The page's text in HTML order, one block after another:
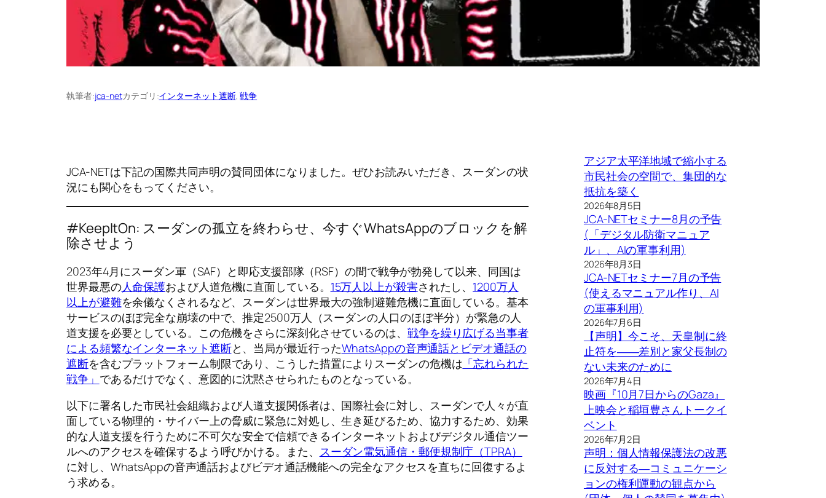
執筆者:jca-netカテゴリ:インターネット遮断, 戦争
JCA-NETは下記の国際共同声明の賛同団体になりました。ぜひお読みいただき、スーダンの状
況にも関心をもってください。
#KeepItOn: スーダンの孤立を終わらせ、今すぐWhatsAppのブロックを解
除させよう
2023年4月にスーダン軍（SAF）と即応支援部隊（RSF）の間で戦争が勃発して以来、同国は
世界最悪の人命保護および人道危機に直面している。 15万人以上が殺害されたし、 1200万人
以上が避難を余儀なくされるなど、スーダンは世界最大の強制避難危機に直面している。基本
サービスのほぼ完全な崩壊の中で、推定2500万人（スーダンの人口のほぼ半分）が緊急の人
道支援を必要としている。この危機をさらに深刻化させているのは、 戦争を繰り広げる当事者
による頻繁なインターネット遮断と、当局が最近行ったWhatsAppの音声通話とビデオ通話の
遮断を含むプラットフォーム制限であり、こうした措置によりスーダンの危機は 「忘れられた
戦争」 であるだけでなく、意図的に沈黙させられたものとなっている。
以下に署名した市民社会組織および人道支援関係者は、国際社会に対し、スーダンで人々が直
面している物理的・サイバー上の脅威に緊急に対処し、生き延びるため、協力するため、効果
的な人道支援を行うために不可欠な安全で信頼できるインターネットおよびデジタル通信ツー
ルへのアクセスを確保するよう呼びかける。また、 スーダン電気通信・郵便規制庁（TPRA）
に対し、WhatsAppの音声通話およびビデオ通話機能への完全なアクセスを直ちに回復するよ
う求める。
アジア太平洋地域で縮小する
市民社会の空間で、集団的な
抵抗を築く
2026年8月5日
JCA-NETセミナー8月の予告
(「デジタル防衛マニュア
ル」、AIの軍事利用)
2026年8月3日
JCA-NETセミナー7月の予告
(使えるマニュアル作り、AI
の軍事利用)
2026年7月6日
【声明】今こそ、天皇制に終
止符を――差別と家父長制の
ない未来のために
2026年7月4日
映画『10月7日からのGaza』
上映会と稲垣豊さんトークイ
ベント
2026年7月2日
声明：個人情報保護法の改悪
に反対する―コミュニケーシ
ョンの権利運動の観点から